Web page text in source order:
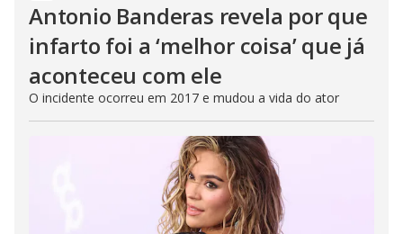
Antonio Banderas revela por que
infarto foi a ‘melhor coisa’ que já
aconteceu com ele
O incidente ocorreu em 2017 e mudou a vida do ator